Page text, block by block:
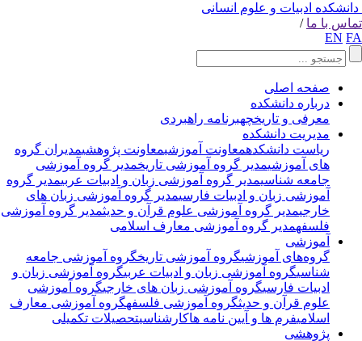
ادبیات و علوم انسانی
با ما /
EN
صفحه اصلی
درباره دانشکده
معرفی و تاریخچهبرنامه راهبردی
مدیریت دانشکده
ریاست دانشکدهمعاونت آموزشیمعاونت پژوهشیمدیران گروه
های آموزشیمدیر گروه آموزشی تاریخمدیر گروه آموزشی
جامعه شناسیمدیر گروه آموزشی زبان و ادبیات عربی مدیر گروه
آموزشی زبان و ادبیات فارسیمدیر گروه آموزشی زبان های
خارجیمدیر گروه آموزشی علوم قرآن و حدیثمدیر گروه آموزشی
فلسفهمدیر گروه آموزشی معارف اسلامی
آموزشی
گروه‌های آموزشیگروه آموزشی تاریخگروه آموزشی جامعه
شناسیگروه آموزشی زبان و ادبیات عربی گروه آموزشی زبان و
ادبیات فارسیگروه آموزشی زبان های خارجیگروه آموزشی
علوم قرآن و حدیثگروه آموزشی فلسفهگروه آموزشی معارف
اسلامیفرم ها و آیین نامه هاکارشناسیتحصیلات تکمیلی
پژوهشی